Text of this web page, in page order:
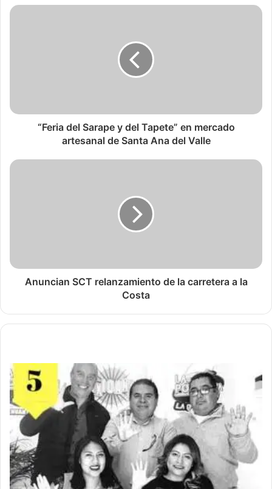
“Feria del Sarape y del Tapete” en mercado
artesanal de Santa Ana del Valle
Anuncian SCT relanzamiento de la carretera a la
Costa